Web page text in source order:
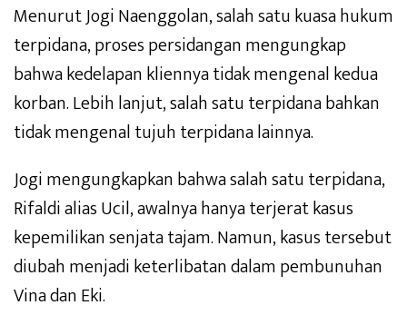
Menurut Jogi Naenggolan, salah satu kuasa hukum
terpidana, proses persidangan mengungkap
bahwa kedelapan kliennya tidak mengenal kedua
korban. Lebih lanjut, salah satu terpidana bahkan
tidak mengenal tujuh terpidana lainnya.
Jogi mengungkapkan bahwa salah satu terpidana,
Rifaldi alias Ucil, awalnya hanya terjerat kasus
kepemilikan senjata tajam. Namun, kasus tersebut
diubah menjadi keterlibatan dalam pembunuhan
Vina dan Eki.